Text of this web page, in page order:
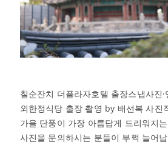
칠순잔치 더플라자호텔 출장스냅사진
외한정식당 출장 촬영 by 배선복 사
가을 단풍이 가장 아름답게 드리워지
사진을 문의하시는 분들이 부쩍 늘어